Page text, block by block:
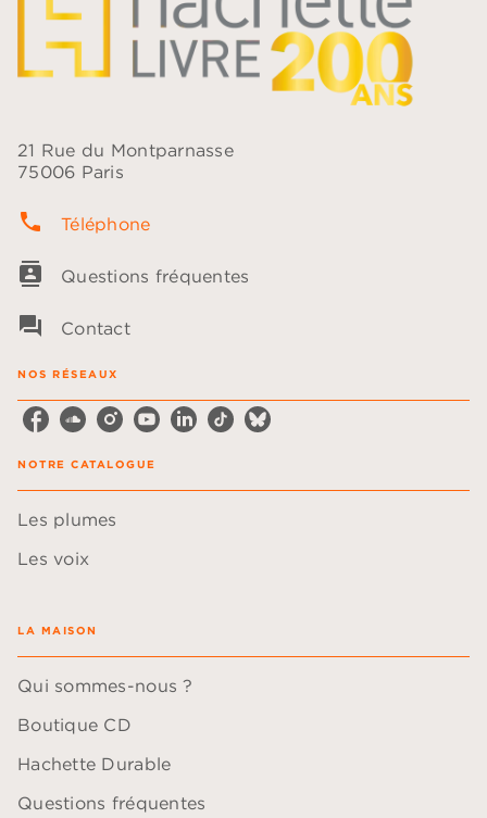
21 Rue du Montparnasse
75006 Paris
phone Téléphone
contacts Questions fréquentes
question_answer Contact
NOS RÉSEAUX
NOTRE CATALOGUE
Les plumes
Les voix
LA MAISON
Qui sommes-nous ?
Boutique CD
Hachette Durable
Questions fréquentes